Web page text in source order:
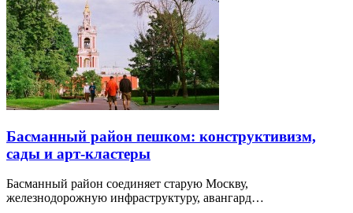
Басманный район пешком: конструктивизм,
сады и арт-кластеры
Басманный район соединяет старую Москву,
железнодорожную инфраструктуру, авангард…